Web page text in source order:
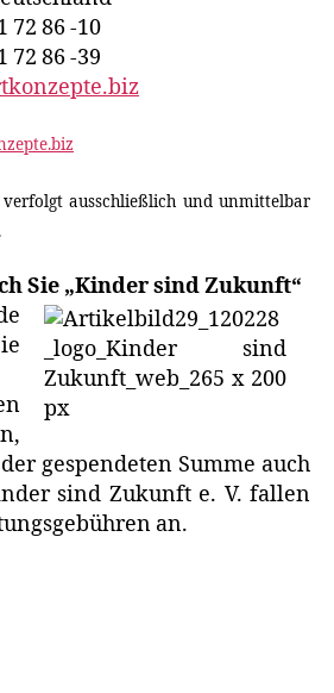
72 86 -10
72 86 -39
ausschließlich und unmittelbar
Sie „Kinder sind Zukunft“
gespendeten Summe auch
sind Zukunft e. V. fallen
an.